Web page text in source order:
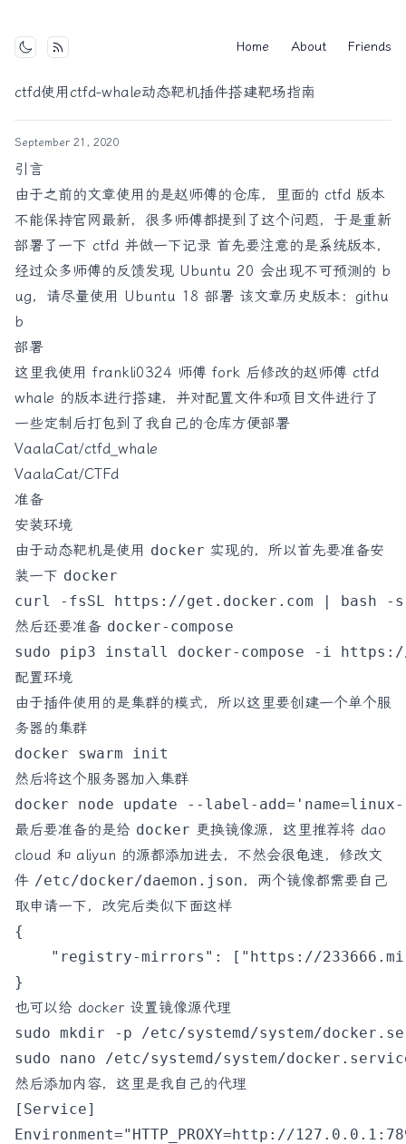
Toggle mode
Home About Friends
ctfd使用ctfd-whale动态靶机插件搭建靶场指南
September 21, 2020
引言
由于之前的文章使用的是赵师傅的仓库，里面的 ctfd 版本
不能保持官网最新，很多师傅都提到了这个问题，于是重新
部署了一下 ctfd 并做一下记录 首先要注意的是系统版本，
经过众多师傅的反馈发现 Ubuntu 20 会出现不可预测的 b
ug，请尽量使用 Ubuntu 18 部署 该文章历史版本： githu
b
部署
这里我使用 frankli0324 师傅 fork 后修改的赵师傅 ctfd
whale 的版本进行搭建，并对配置文件和项目文件进行了
一些定制后打包到了我自己的仓库方便部署
VaalaCat/ctfd_whale
VaalaCat/CTFd
准备
安装环境
由于动态靶机是使用 docker 实现的，所以首先要准备安
装一下 docker
然后还要准备 docker-compose
配置环境
由于插件使用的是集群的模式，所以这里要创建一个单个服
务器的集群
然后将这个服务器加入集群
最后要准备的是给 docker 更换镜像源，这里推荐将 dao
cloud 和 aliyun 的源都添加进去，不然会很龟速，修改文
件 /etc/docker/daemon.json，两个镜像都需要自己
取申请一下，改完后类似下面这样
{
"registry-mirrors": ["https://
也可以给 docker 设置镜像源代理
sudo mkdir -p /etc/systemd/system/
然后添加内容，这里是我自己的代理
[Service]
Environment="HTTP_PROXY=http://